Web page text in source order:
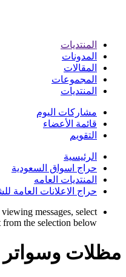
المنتديات
المدونات
المقالات
المجموعات
المنتديات
مشاركات اليوم
قائمة الأعضاء
التقويم
الرئيسية
حراج اسواق السعودية
المنتديات العامه
حراج الاعلانات العامة
messages, select
the selection below.
مظلات وسواتر